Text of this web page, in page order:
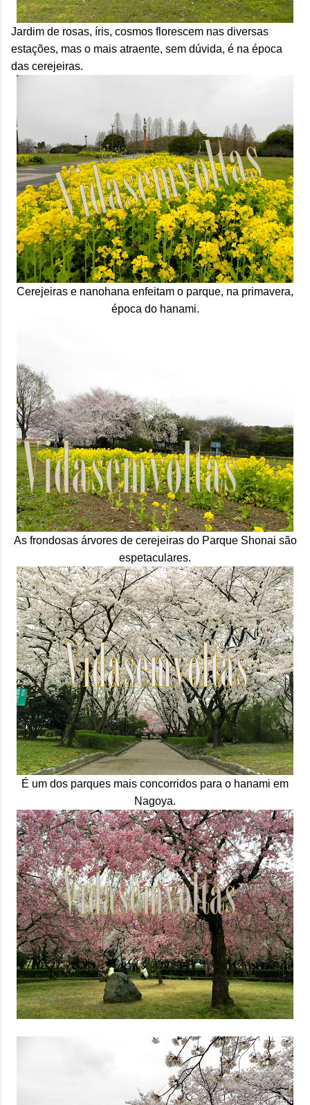
Jardim de rosas, íris, cosmos florescem nas diversas
estações, mas o mais atraente, sem dúvida, é na época
das cerejeiras.
Cerejeiras e nanohana enfeitam o parque, na primavera,
época do hanami.
As frondosas árvores de cerejeiras do Parque Shonai são
espetaculares.
É um dos parques mais concorridos para o hanami em
Nagoya.